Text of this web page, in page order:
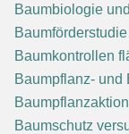
Baumbiologie
Baumkontrollen
Baumpflanz- und
Baumschutz